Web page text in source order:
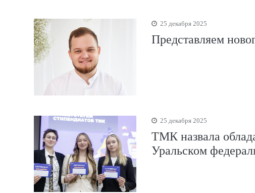
25 декабря 2025
Представляем
25 декабря 2025
ТМК назвала
Уральском